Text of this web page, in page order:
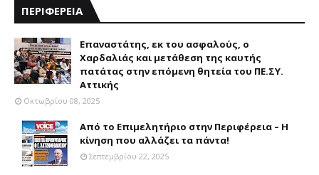
ΠΕΡΙΦΕΡΕΙΑ
Επαναστάτης, εκ του ασφαλούς, ο
Χαρδαλιάς και μετάθεση της καυτής
πατάτας στην επόμενη θητεία του ΠΕ.ΣΥ.
Αττικής
Οκτωβρίου 08, 2025
Από το Επιμελητήριο στην Περιφέρεια – Η
κίνηση που αλλάζει τα πάντα!
Σεπτεμβρίου 22, 2025